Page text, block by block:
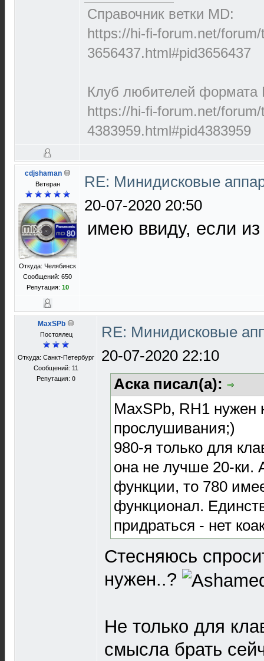
Справочник ветки MD:
https://hi-fi-forum.net/
3656437.html#pid3656437
Клуб любителей формата
https://hi-fi-forum.net/
4383959.html#pid4383959
cdjshaman
Ветеран
Откуда: Челябинск
Сообщений: 650
Репутация: 10
RE: Минидисковые
20-07-2020 20:50
имею ввиду, если
MaxSPb
Постоялец
Откуда: Санкт-Петербург
Сообщений: 11
Репутация: 0
RE: Минидисковые
20-07-2020 22:10
Аска писал(а):
MaxSPb, RH1 нужен
прослушивания;)
980-я только для
она не лучше 20-ки.
функции, то 780
функционал.
придраться - нет
Стесняюсь
нужен..?
Не только для
смысла брать